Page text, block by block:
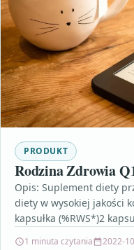
PRODUKT
Rodzina Zdrowia
Opis: Suplement diety
diety w wysokiej jakości
kapsułka (%RWS*)2
1 minuta czytania 2022-